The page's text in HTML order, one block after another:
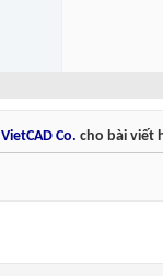
VietCAD Co. cho bài viết